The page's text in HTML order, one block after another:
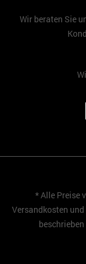
Wir beraten Sie
* Alle Preise
Versandkosten